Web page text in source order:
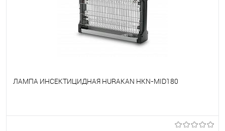
ЛАМПА ИНСЕКТИЦИДНАЯ HURAKAN HKN-MID180